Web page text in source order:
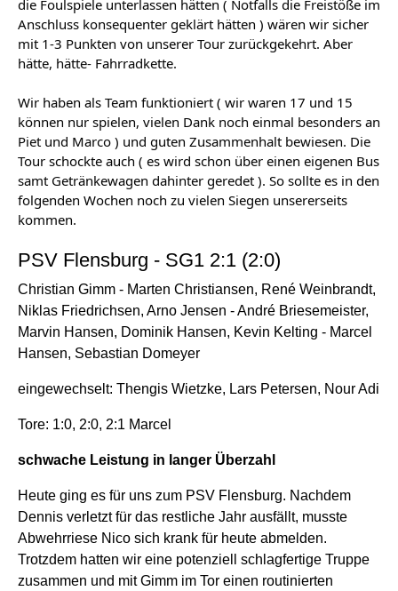
die Foulspiele unterlassen hätten ( Notfalls die Freistöße im
Anschluss konsequenter geklärt hätten ) wären wir sicher
mit 1-3 Punkten von unserer Tour zurückgekehrt. Aber
hätte, hätte- Fahrradkette.
Wir haben als Team funktioniert ( wir waren 17 und 15
können nur spielen, vielen Dank noch einmal besonders an
Piet und Marco ) und guten Zusammenhalt bewiesen. Die
Tour schockte auch ( es wird schon über einen eigenen Bus
samt Getränkewagen dahinter geredet ). So sollte es in den
folgenden Wochen noch zu vielen Siegen unsererseits
kommen.
PSV Flensburg - SG1 2:1 (2:0)
Christian Gimm - Marten Christiansen, René Weinbrandt,
Niklas Friedrichsen, Arno Jensen - André Briesemeister,
Marvin Hansen, Dominik Hansen, Kevin Kelting - Marcel
Hansen, Sebastian Domeyer
eingewechselt: Thengis Wietzke, Lars Petersen, Nour Adi
Tore: 1:0, 2:0, 2:1 Marcel
schwache Leistung in langer Überzahl
Heute ging es für uns zum PSV Flensburg. Nachdem
Dennis verletzt für das restliche Jahr ausfällt, musste
Abwehrriese Nico sich krank für heute abmelden.
Trotzdem hatten wir eine potenziell schlagfertige Truppe
zusammen und mit Gimm im Tor einen routinierten